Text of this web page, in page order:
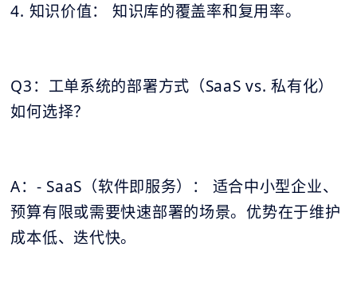
4. 知识价值： 知识库的覆盖率和复用率。
Q3：工单系统的部署方式（SaaS vs. 私有化）
如何选择？
A：- SaaS（软件即服务）： 适合中小型企业、
预算有限或需要快速部署的场景。优势在于维护
成本低、迭代快。